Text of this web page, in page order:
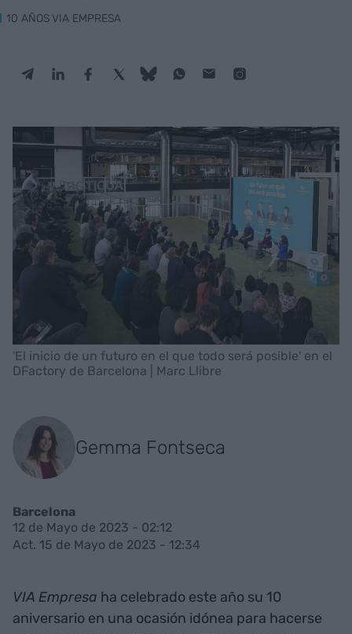
10 AÑOS VIA EMPRESA
'El inicio de un futuro en el que todo será posible' en el
DFactory de Barcelona | Marc Llibre
Gemma Fontseca
Barcelona
12 de Mayo de 2023 - 02:12
Act. 15 de Mayo de 2023 - 12:34
VIA Empresa ha celebrado este año su 10
aniversario en una ocasión idónea para hacerse